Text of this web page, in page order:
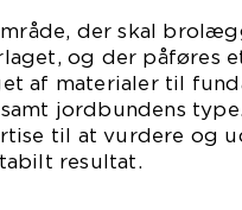
der skal
og der påføres
af materialer til
jordbundens
til at vurdere og
resultat.